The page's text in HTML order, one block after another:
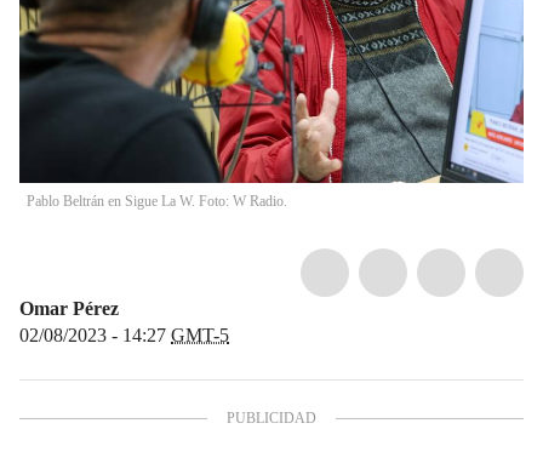
Pablo Beltrán en Sigue La W. Foto: W Radio.
Omar Pérez
02/08/2023 - 14:27 GMT-5